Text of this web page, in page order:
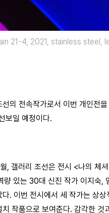
21-4, 2021, stainless steel,
의 전속작가로서 이번 개인전
보일 예정이다.
, 갤러리 조선은 전시 <나의
있는 30대 신진 작가 이지숙,
. 이번 전시에서 세 작가는 상
작품으로 보여준다. 감각한